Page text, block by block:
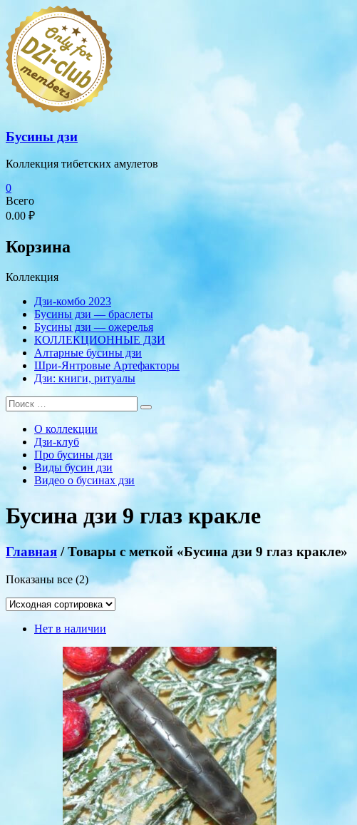
Перейти
содержимому
Бусины дзи
Коллекция тибетских амулетов
0
Всего
0.00 ₽
Корзина
Коллекция
Дзи-комбо 2023
Бусины дзи — браслеты
Бусины дзи — ожерелья
КОЛЛЕКЦИОННЫЕ ДЗИ
Алтарные бусины дзи
Шри-Янтровые Артефакторы
Дзи: книги, ритуалы
О коллекции
Дзи-клуб
Про бусины дзи
Виды бусин дзи
Видео о бусинах дзи
Бусина дзи 9 глаз кракле
Главная / Товары с меткой «Бусина дзи 9 глаз кракле»
Показаны все (2)
Нет в наличии